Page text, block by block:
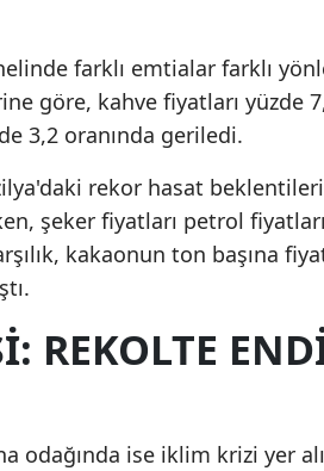
farklı emtialar farklı
göre, kahve fiyatları yüzde
3,2 oranında geriledi.
rekor hasat
şeker fiyatları petrol
kakaonun ton başına
REKOLTE
odağında ise iklim krizi yer